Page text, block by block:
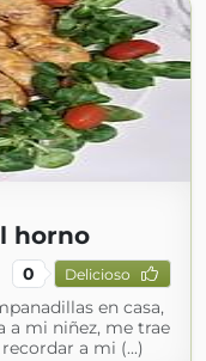
horno
0 Delicioso
en casa,
a mi niñez, me trae
a mi (...)